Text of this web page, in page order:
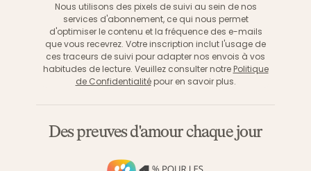
Nous utilisons des pixels de suivi au sein de nos
services d'abonnement, ce qui nous permet
d'optimiser le contenu et la fréquence des e-mails
que vous recevrez. Votre inscription inclut l'usage de
ces traceurs de suivi pour adapter nos envois à vos
habitudes de lecture. Veuillez consulter notre Politique
de Confidentialitépour en savoir plus.
Des preuves d'amour chaque jour